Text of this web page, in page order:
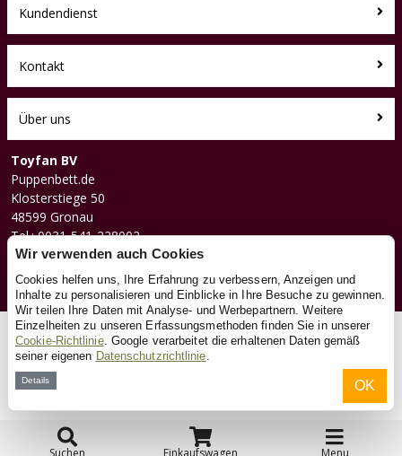
Suchen Einkaufswagen Menu
Kundendienst
Kontakt
Über uns
Toyfan BV
Puppenbett.de
Klosterstiege 50
48599 Gronau
Tel.: 0031-541-228002
Facebook
Instagram
© 2026 Toyfan BV
Allgemeine Geschäftsbedingungen
Haftungsausschluss
Wir verwenden auch Cookies
Cookies helfen uns, Ihre Erfahrung zu verbessern, Anzeigen und
Inhalte zu personalisieren und Einblicke in Ihre Besuche zu gewinnen.
Wir teilen Ihre Daten mit Analyse- und Werbepartnern. Weitere
Einzelheiten zu unseren Erfassungsmethoden finden Sie in unserer
Cookie-Richtlinie. Google verarbeitet die erhaltenen Daten gemäß
seiner eigenen Datenschutzrichtlinie
Details OK